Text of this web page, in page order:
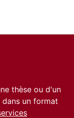
thèse ou d'un
dans un format